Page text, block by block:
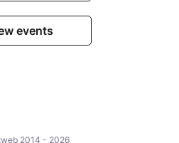
events
2014 - 2026